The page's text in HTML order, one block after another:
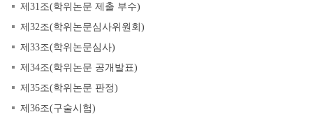
제31조(학위논문 제출 부수)
제32조(학위논문심사위원회)
제33조(학위논문심사)
제34조(학위논문 공개발표)
제35조(학위논문 판정)
제36조(구술시험)